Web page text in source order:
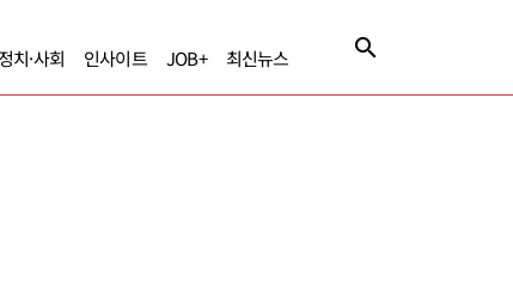
정치·사회 인사이트 JOB+ 최신뉴스